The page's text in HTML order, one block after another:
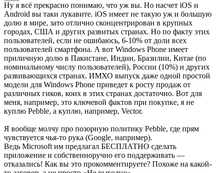
Ну я всё прекрасно понимаю, что уж вы. Но насчет iOS и
Android вы таки лукавите. iOS имеет не такую уж и большую
долю в мире, зато отлично сконцентрирован в крупных
городах, США и других развитых странах. Но по факту этих
пользователей, если не ошибаюсь, 6-10% от доли всех
пользователей смартфона. А вот Windows Phone имеет
приличную долю в Пакистане, Индии, Бразилии, Китае (по
номинальному числу пользователей), России (10%) и других
развивающихся странах. ИМХО выпуск даже одной простой
модели для Windows Phone приведет к росту продаж от
различных гиков, коих в этих странах достаточно. Вот для
меня, например, это ключевой фактов при покупке, я не
куплю Pebble, а куплю, например, Vector.
Я вообще молчу про позорную политику Pebble, где прям
чувствуется чья-то рука (Google, например).
Ведь Microsoft им предлагал БЕСПЛАТНО сделать
приложение и собственноручно его поддерживать —
отказались! Как вы это прокомментируете? Похоже на какой-